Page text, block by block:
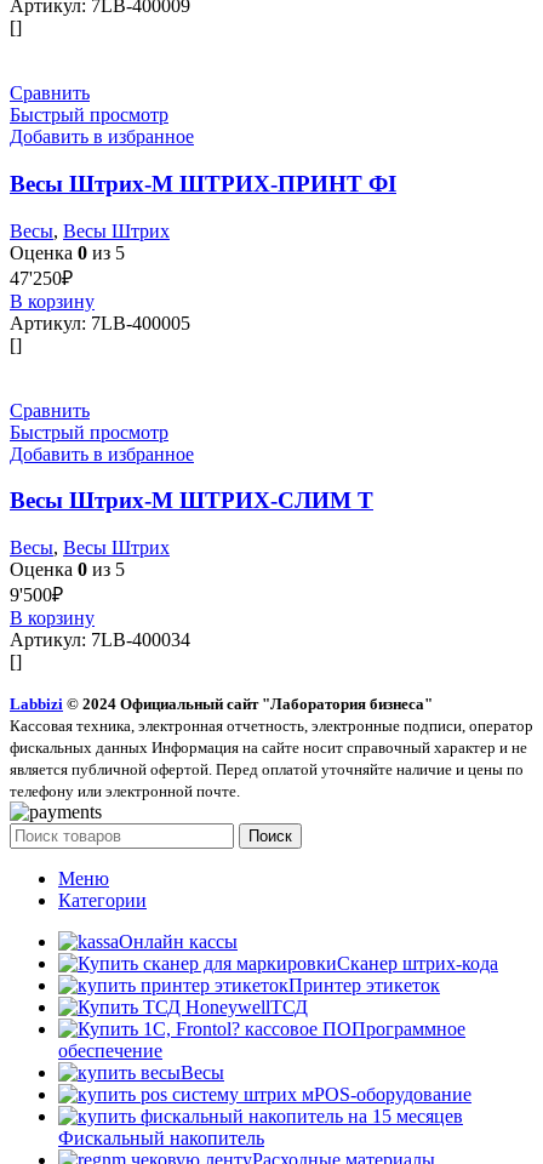
Артикул: 7LB-400009
[]
Сравнить
Быстрый просмотр
Добавить в избранное
Весы Штрих-М ШТРИХ-ПРИНТ ФI
Весы, Весы Штрих
Оценка 0 из 5
47'250₽
В корзину
Артикул: 7LB-400005
[]
Сравнить
Быстрый просмотр
Добавить в избранное
Весы Штрих-М ШТРИХ-СЛИМ Т
Весы, Весы Штрих
Оценка 0 из 5
9'500₽
В корзину
Артикул: 7LB-400034
[]
Labbizi © 2024 Официальный сайт "Лаборатория бизнеса"
Кассовая техника, электронная отчетность, электронные подписи, оператор
фискальных данных Информация на сайте носит справочный характер и не
является публичной офертой. Перед оплатой уточняйте наличие и цены по
телефону или электронной почте.
Поиск
Меню
Категории
Онлайн кассы
Сканер штрих-кода
Принтер этикеток
ТСД
Программное
обеспечение
Весы
POS-оборудование
Фискальный накопитель